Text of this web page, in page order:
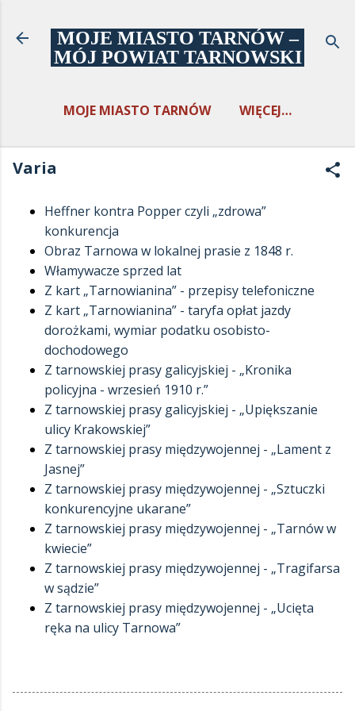
MOJE MIASTO TARNÓW –
MÓJ POWIAT TARNOWSKI
MOJE MIASTO TARNÓW
WIĘCEJ…
MÓJ POWIAT TARNOWSKI
Varia
Heffner kontra Popper czyli „zdrowa”
konkurencja
Obraz Tarnowa w lokalnej prasie z 1848 r.
Włamywacze sprzed lat
Z kart „Tarnowianina” - przepisy telefoniczne
Z kart „Tarnowianina” - taryfa opłat jazdy
dorożkami, wymiar podatku osobisto-
dochodowego
Z tarnowskiej prasy galicyjskiej - „Kronika
policyjna - wrzesień 1910 r.”
Z tarnowskiej prasy galicyjskiej - „Upiększanie
ulicy Krakowskiej”
Z tarnowskiej prasy międzywojennej - „Lament z
Jasnej”
Z tarnowskiej prasy międzywojennej - „Sztuczki
konkurencyjne ukarane”
Z tarnowskiej prasy międzywojennej - „Tarnów w
kwiecie”
Z tarnowskiej prasy międzywojennej - „Tragifarsa
w sądzie”
Z tarnowskiej prasy międzywojennej - „Ucięta
ręka na ulicy Tarnowa”